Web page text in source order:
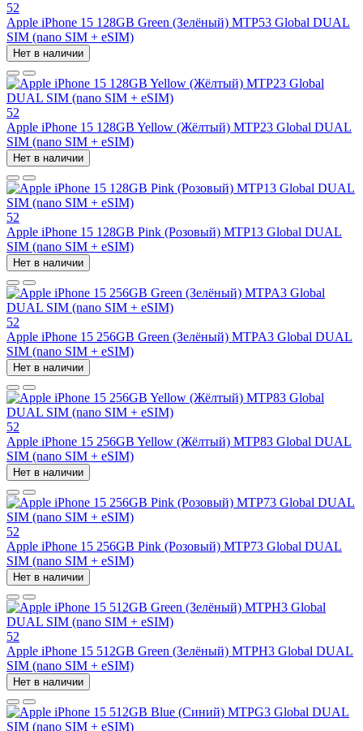
52
Apple iPhone 15 128GB Green (Зелёный) MTP53 Global DUAL
SIM (nano SIM + eSIM)
Нет в наличии
52
Apple iPhone 15 128GB Yellow (Жёлтый) MTP23 Global DUAL
SIM (nano SIM + eSIM)
Нет в наличии
52
Apple iPhone 15 128GB Pink (Розовый) MTP13 Global DUAL
SIM (nano SIM + eSIM)
Нет в наличии
52
Apple iPhone 15 256GB Green (Зелёный) MTPA3 Global DUAL
SIM (nano SIM + eSIM)
Нет в наличии
52
Apple iPhone 15 256GB Yellow (Жёлтый) MTP83 Global DUAL
SIM (nano SIM + eSIM)
Нет в наличии
52
Apple iPhone 15 256GB Pink (Розовый) MTP73 Global DUAL
SIM (nano SIM + eSIM)
Нет в наличии
52
Apple iPhone 15 512GB Green (Зелёный) MTPH3 Global DUAL
SIM (nano SIM + eSIM)
Нет в наличии